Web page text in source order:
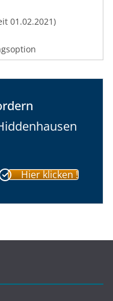
01.02.2021)
Hier klicken !